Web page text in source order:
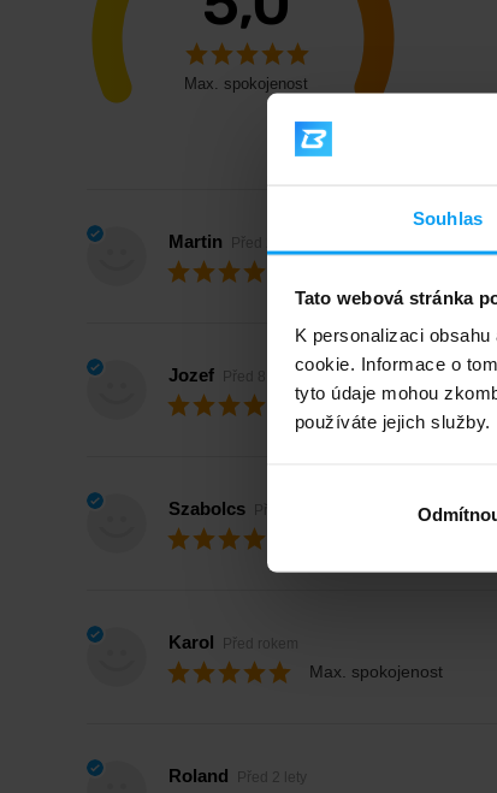
Souhlas
Tato webová stránka
K personalizaci
cookie. Informace o
tyto údaje mohou
používáte jejich služby.
Max. spokojenost
Martin Před 2 měsíci
Jozef Před 8 měsíci
Max. spokojenost
Szabolcs
Karol Před rokem
Max. spokojenost
Roland Před 2 lety